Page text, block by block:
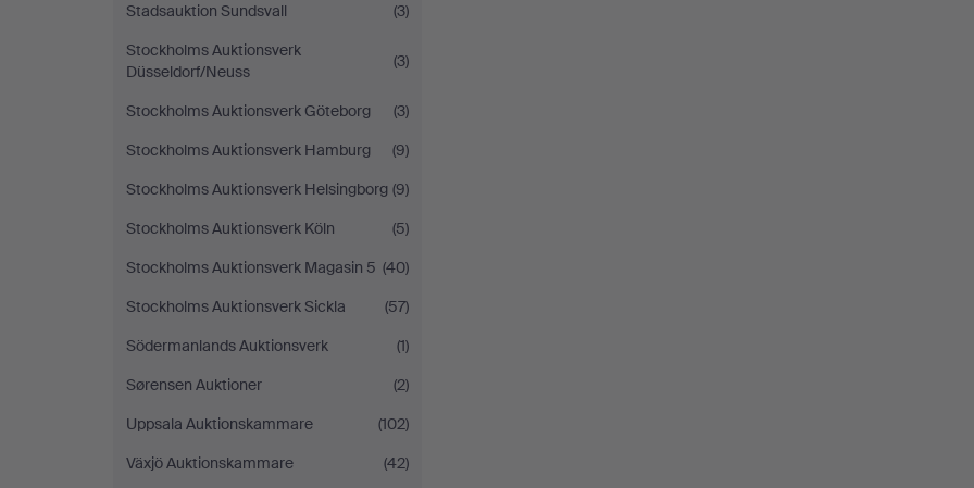
Stadsauktion Sundsvall
(3)
Stockholms Auktionsverk
Düsseldorf/Neuss
(3)
Stockholms Auktionsverk Göteborg
(3)
Stockholms Auktionsverk Hamburg
(9)
Stockholms Auktionsverk Helsingborg (9)
Stockholms Auktionsverk Köln
(5)
Stockholms Auktionsverk Magasin 5 (40)
Stockholms Auktionsverk Sickla
(57)
Södermanlands Auktionsverk
(1)
Sørensen Auktioner
(2)
Uppsala Auktionskammare
(102)
Växjö Auktionskammare
(42)